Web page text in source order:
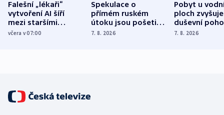
Falešní „lékaři“
vytvoření AI šíří
mezi staršími
Poláky nebezpečné
včera v 07:00
Spekulace o
přímém ruském
útoku jsou pošetilé,
míní estonský
7. 8. 2026
Pobyt u
ploch zvyšuje
duševní
ukázala
7. 8. 2026